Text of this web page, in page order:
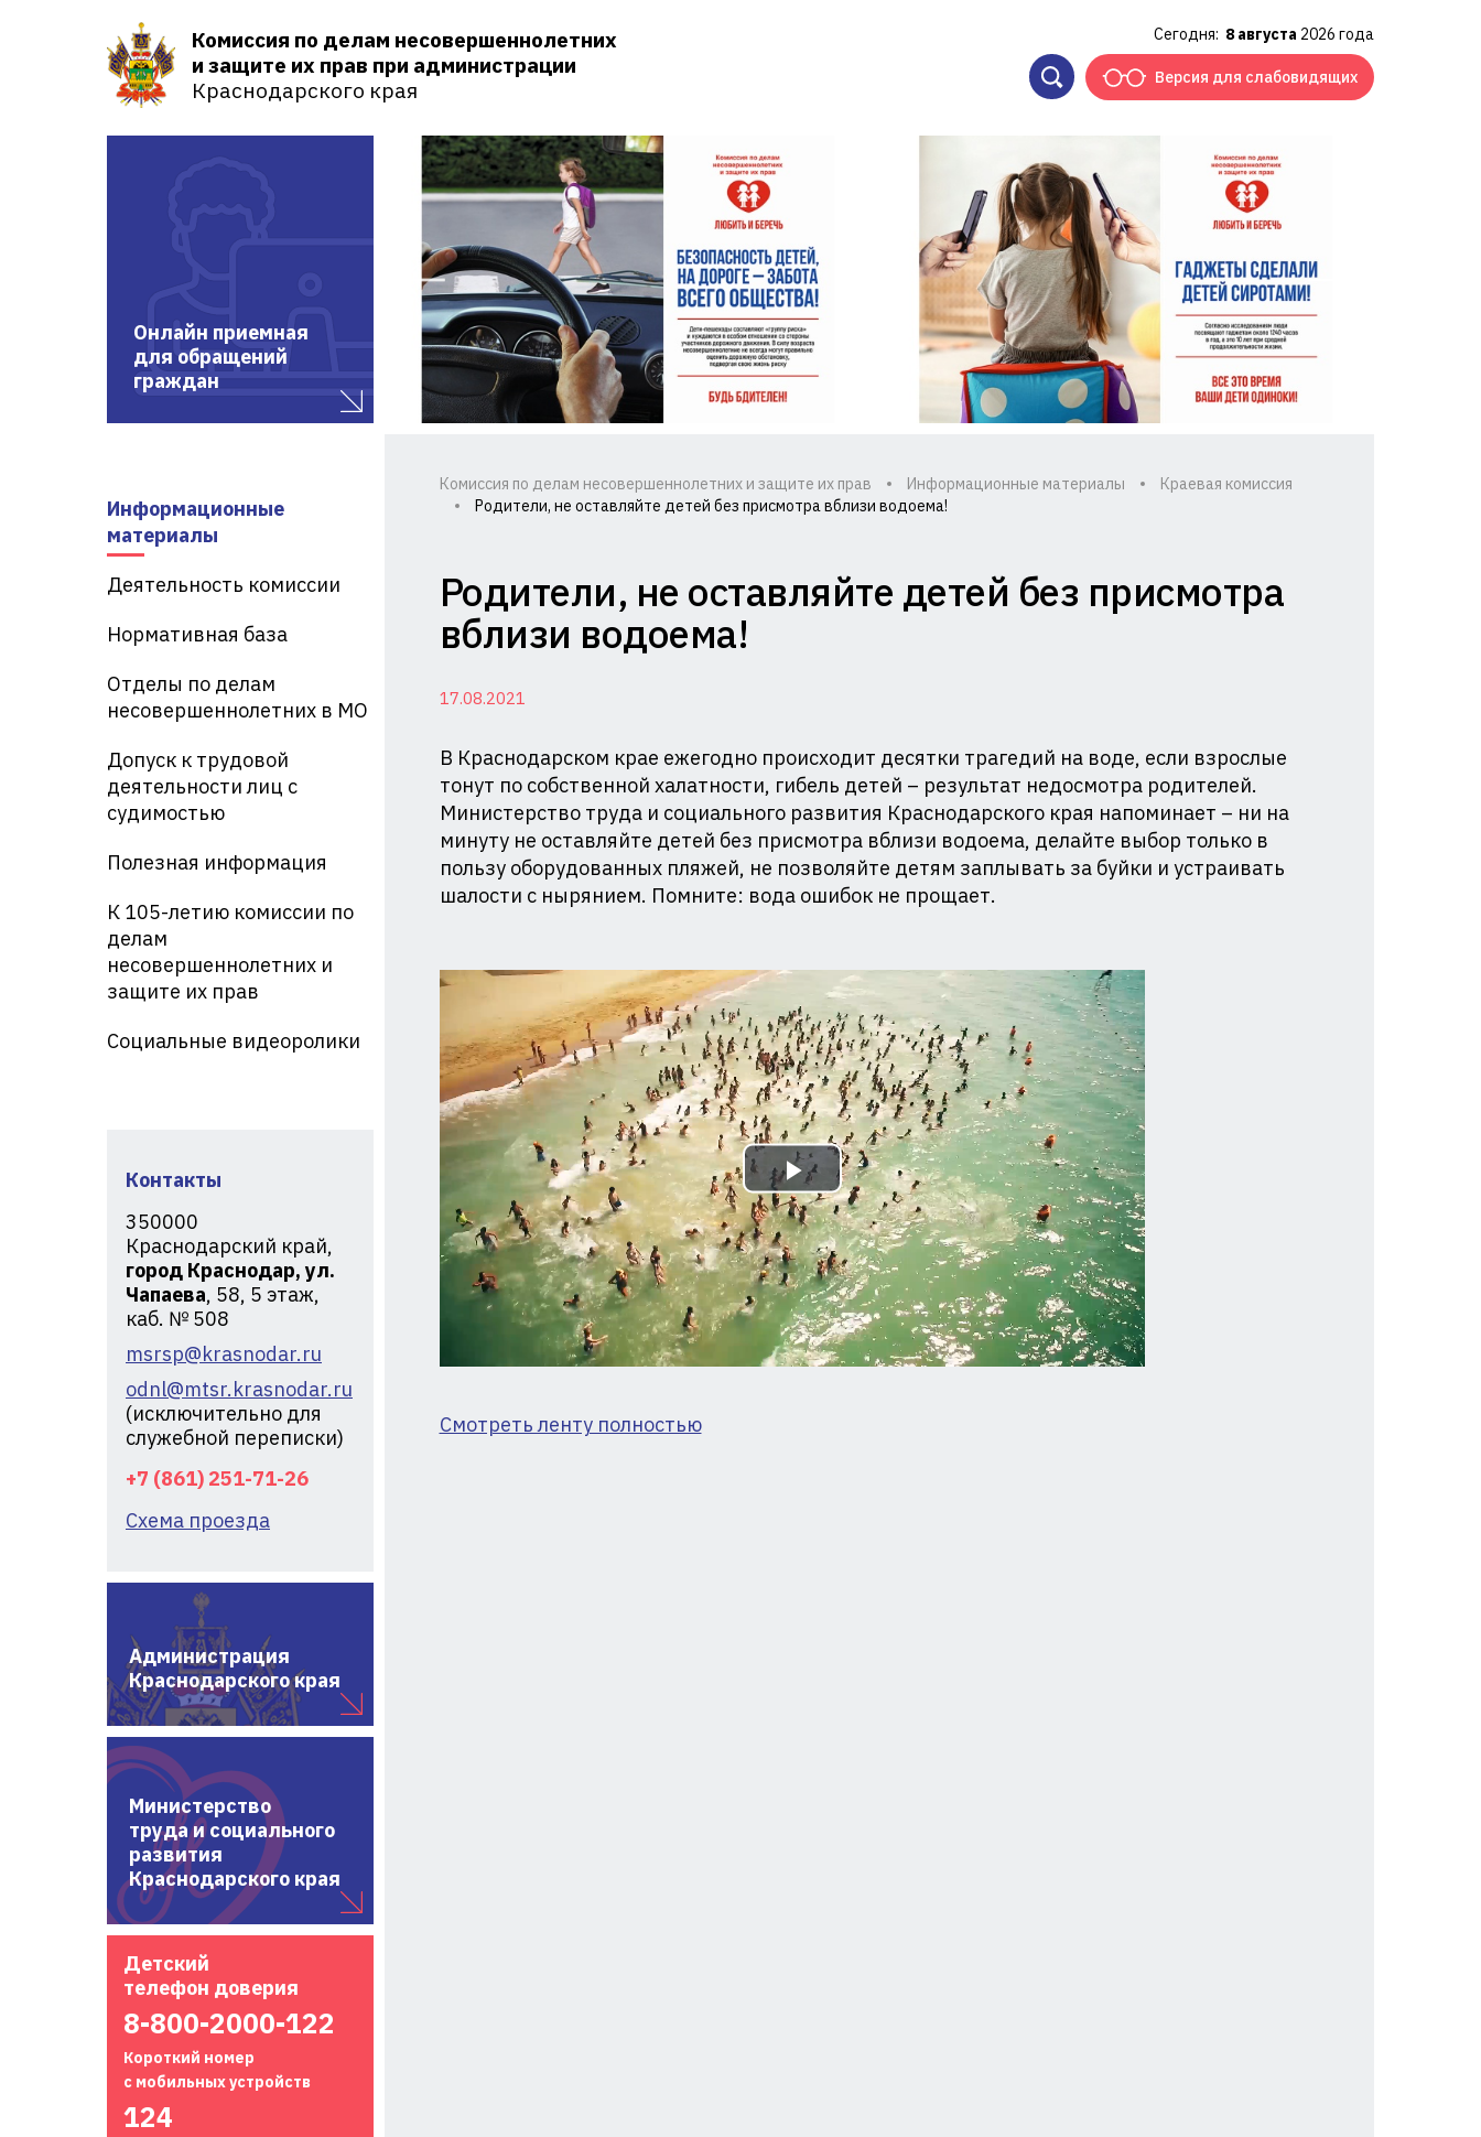
Комиссия по делам несовершеннолетних
и защите их прав при администрации
Краснодарского края
Сегодня: 8 августа 2026 года
Версия для слабовидящих
Онлайн приемная
для обращений
граждан
Информационные
материалы
Деятельность комиссии
Нормативная база
Отделы по делам
несовершеннолетних в МО
Допуск к трудовой
деятельности лиц с
судимостью
Полезная информация
К 105-летию комиссии по
делам
несовершеннолетних и
защите их прав
Социальные видеоролики
Контакты
350000
Краснодарский край,
город Краснодар, ул.
Чапаева, 58, 5 этаж,
каб. № 508
msrsp@krasnodar.ru
odnl@mtsr.krasnodar.ru
(исключительно для
служебной переписки)
+7 (861) 251-71-26
Схема проезда
Администрация
Краснодарского края
Министерство
труда и социального
развития
Краснодарского края
Детский
телефон доверия
8-800-2000-122
Короткий номер
с мобильных устройств
124
по
делам
и
защите
их
прав
при
Администрации
Краснодарского
края
Комиссия по делам несовершеннолетних и защите их прав Информационные материалы
Краевая комиссия
Родители, не оставляйте детей без присмотра вблизи водоема!
Родители, не оставляйте детей без присмотра
вблизи водоема!
17.08.2021
В Краснодарском крае ежегодно происходит десятки трагедий на воде, если взрослые
тонут по собственной халатности, гибель детей – результат недосмотра родителей.
Министерство труда и социального развития Краснодарского края напоминает – ни на
минуту не оставляйте детей без присмотра вблизи водоема, делайте выбор только в
пользу оборудованных пляжей, не позволяйте детям заплывать за буйки и устраивать
шалости с нырянием. Помните: вода ошибок не прощает.
Play
Video
Смотреть ленту полностью